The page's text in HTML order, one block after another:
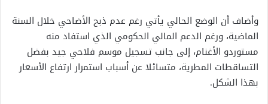
وأضاف أن الوضع الحالي يأتي رغم عدم ذبح الأضاحي خلال السنة
الماضية، ورغم الدعم المالي الحكومي الذي استفاد منه
مستوردو الأغنام، إلى جانب تسجيل موسم فلاحي جيد بفضل
التساقطات المطرية، متسائلا عن أسباب استمرار ارتفاع الأسعار
بهذا الشكل.